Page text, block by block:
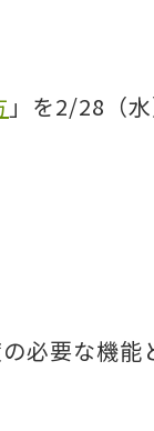
」を2/28（
必要な機能